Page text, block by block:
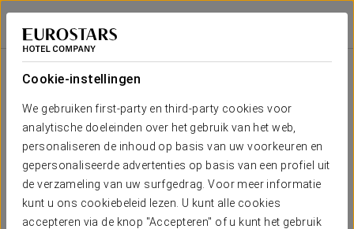
Cookie-instellingen
We gebruiken first-party en third-party cookies voor
analytische doeleinden over het gebruik van het web,
personaliseren de inhoud op basis van uw voorkeuren en
gepersonaliseerde advertenties op basis van een profiel uit
de verzameling van uw surfgedrag. Voor meer informatie
kunt u ons cookiebeleid lezen. U kunt alle cookies
accepteren via de knop "Accepteren" of u kunt het gebruik
Exe Sevilla Palmera
SEVILLA
Jouw evenement in
OFFERTE AANVRAGEN
Zaal
opstellingopstelling
Tierra Hall
75 m
x m
altura
40 70 50 35 - 70
Tierra +
Mar Hall
125 m2
x m
altura
80 120 90 - - 130